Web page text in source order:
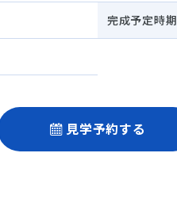
完成予定時期
見学予約する